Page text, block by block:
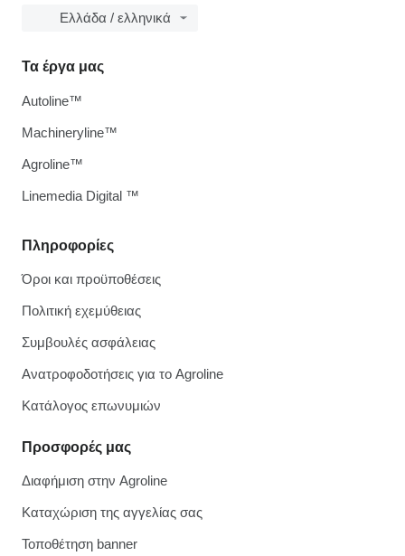
Ελλάδα / ελληνικά
Πληροφορίες
Όροι και προϋποθέσεις
Πολιτική εχεμύθειας
Συμβουλές ασφάλειας
Ανατροφοδοτήσεις για το Agroline
Κατάλογος επωνυμιών
Προσφορές μας
Διαφήμιση στην Agroline
Καταχώριση της αγγελίας σας
Τοποθέτηση banner
Τα έργα μας
Autoline™
Machineryline™
Agroline™
Linemedia Digital ™